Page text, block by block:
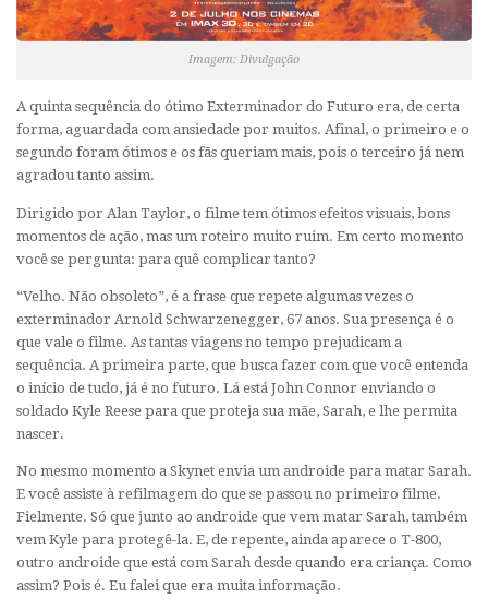
Imagem: Divulgação
A quinta sequência do ótimo Exterminador do Futuro era, de certa
forma, aguardada com ansiedade por muitos. Afinal, o primeiro e o
segundo foram ótimos e os fãs queriam mais, pois o terceiro já nem
agradou tanto assim.
Dirigido por Alan Taylor, o filme tem ótimos efeitos visuais, bons
momentos de ação, mas um roteiro muito ruim. Em certo momento
você se pergunta: para quê complicar tanto?
“Velho. Não obsoleto”, é a frase que repete algumas vezes o
exterminador Arnold Schwarzenegger, 67 anos. Sua presença é o
que vale o filme. As tantas viagens no tempo prejudicam a
sequência. A primeira parte, que busca fazer com que você entenda
o início de tudo, já é no futuro. Lá está John Connor enviando o
soldado Kyle Reese para que proteja sua mãe, Sarah, e lhe permita
nascer.
No mesmo momento a Skynet envia um androide para matar Sarah.
E você assiste à refilmagem do que se passou no primeiro filme.
Fielmente. Só que junto ao androide que vem matar Sarah, também
vem Kyle para protegê-la. E, de repente, ainda aparece o T-800,
outro androide que está com Sarah desde quando era criança. Como
assim? Pois é. Eu falei que era muita informação.